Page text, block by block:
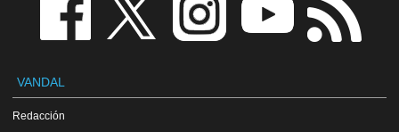
VANDAL
Redacción